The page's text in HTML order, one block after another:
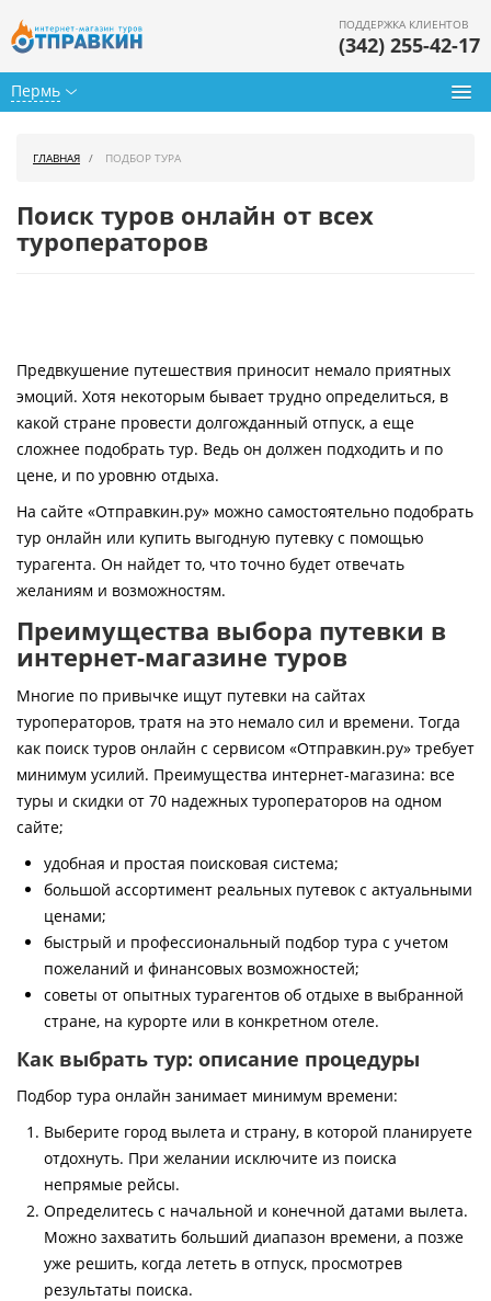
Пермь
ПОДДЕРЖКА КЛИЕНТОВ
(342) 255-42-17
Горящие туры
Страны
Как купить
Контакты
ГЛАВНАЯ ПОДБОР ТУРА
Поиск туров онлайн от всех
туроператоров
Предвкушение путешествия приносит немало приятных
эмоций. Хотя некоторым бывает трудно определиться, в
какой стране провести долгожданный отпуск, а еще
сложнее подобрать тур. Ведь он должен подходить и по
цене, и по уровню отдыха.
На сайте «Отправкин.ру» можно самостоятельно подобрать
тур онлайн или купить выгодную путевку с помощью
турагента. Он найдет то, что точно будет отвечать
желаниям и возможностям.
Преимущества выбора путевки в
интернет-магазине туров
Многие по привычке ищут путевки на сайтах
туроператоров, тратя на это немало сил и времени. Тогда
как поиск туров онлайн с сервисом «Отправкин.ру» требует
минимум усилий. Преимущества интернет-магазина: все
туры и скидки от 70 надежных туроператоров на одном
сайте;
удобная и простая поисковая система;
большой ассортимент реальных путевок с актуальными
ценами;
быстрый и профессиональный подбор тура с учетом
пожеланий и финансовых возможностей;
советы от опытных турагентов об отдыхе в выбранной
стране, на курорте или в конкретном отеле.
Как выбрать тур: описание процедуры
Подбор тура онлайн занимает минимум времени:
Выберите город вылета и страну, в которой планируете
отдохнуть. При желании исключите из поиска
непрямые рейсы.
Определитесь с начальной и конечной датами вылета.
Можно захватить больший диапазон времени, а позже
уже решить, когда лететь в отпуск, просмотрев
результаты поиска.